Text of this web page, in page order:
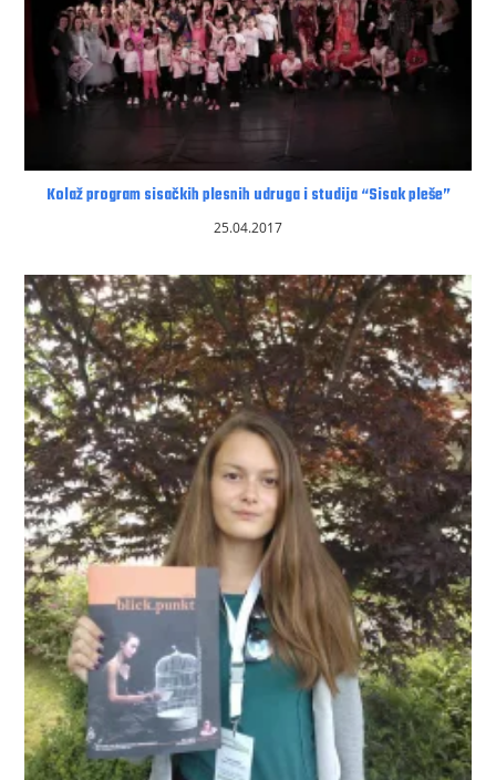
Kolaž program sisačkih plesnih udruga i studija “Sisak pleše”
25.04.2017